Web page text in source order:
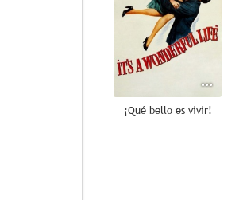
¡Qué bello es vivir!